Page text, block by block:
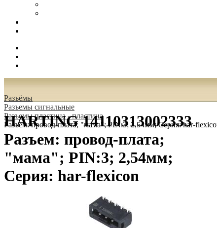
Разъёмы
Разъeмы сигнальные
Разъeмы пластина - пластина
Разъем: провод-плата; "мама"; PIN:3; 2,54мм; Серия: har-flexicon
HARTING 14110313002333
Разъем: провод-плата;
"мама"; PIN:3; 2,54мм;
Серия: har-flexicon